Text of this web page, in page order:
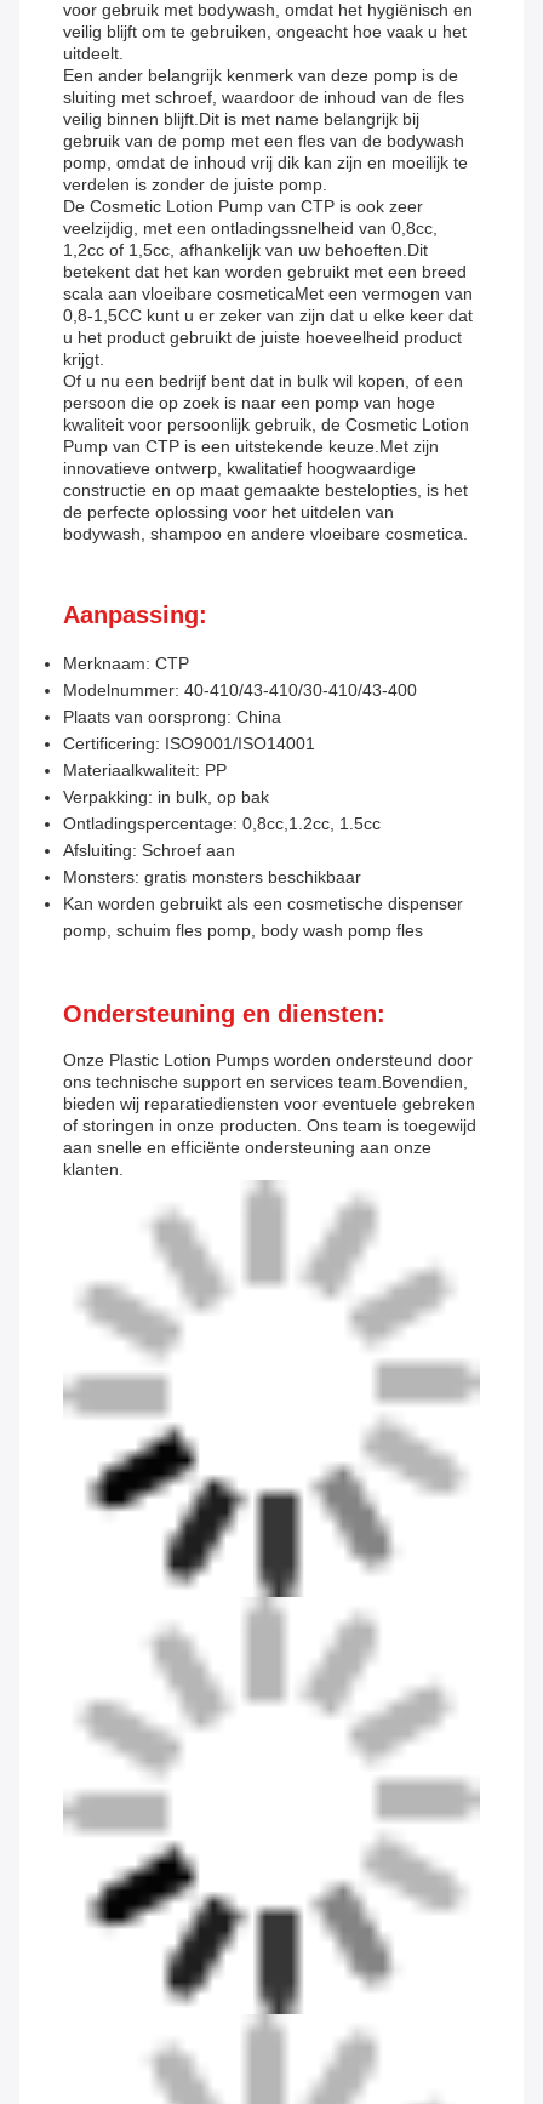
voor gebruik met bodywash, omdat het hygiënisch en
veilig blijft om te gebruiken, ongeacht hoe vaak u het
uitdeelt.
Een ander belangrijk kenmerk van deze pomp is de
sluiting met schroef, waardoor de inhoud van de fles
veilig binnen blijft.Dit is met name belangrijk bij
gebruik van de pomp met een fles van de bodywash
pomp, omdat de inhoud vrij dik kan zijn en moeilijk te
verdelen is zonder de juiste pomp.
De Cosmetic Lotion Pump van CTP is ook zeer
veelzijdig, met een ontladingssnelheid van 0,8cc,
1,2cc of 1,5cc, afhankelijk van uw behoeften.Dit
betekent dat het kan worden gebruikt met een breed
scala aan vloeibare cosmeticaMet een vermogen van
0,8-1,5CC kunt u er zeker van zijn dat u elke keer dat
u het product gebruikt de juiste hoeveelheid product
krijgt.
Of u nu een bedrijf bent dat in bulk wil kopen, of een
persoon die op zoek is naar een pomp van hoge
kwaliteit voor persoonlijk gebruik, de Cosmetic Lotion
Pump van CTP is een uitstekende keuze.Met zijn
innovatieve ontwerp, kwalitatief hoogwaardige
constructie en op maat gemaakte bestelopties, is het
de perfecte oplossing voor het uitdelen van
bodywash, shampoo en andere vloeibare cosmetica.
Aanpassing:
Merknaam: CTP
Modelnummer: 40-410/43-410/30-410/43-400
Plaats van oorsprong: China
Certificering: ISO9001/ISO14001
Materiaalkwaliteit: PP
Verpakking: in bulk, op bak
Ontladingspercentage: 0,8cc,1.2cc, 1.5cc
Afsluiting: Schroef aan
Monsters: gratis monsters beschikbaar
Kan worden gebruikt als een cosmetische dispenser
pomp, schuim fles pomp, body wash pomp fles
Ondersteuning en diensten:
Onze Plastic Lotion Pumps worden ondersteund door
ons technische support en services team.Bovendien,
bieden wij reparatiediensten voor eventuele gebreken
of storingen in onze producten. Ons team is toegewijd
aan snelle en efficiënte ondersteuning aan onze
klanten.